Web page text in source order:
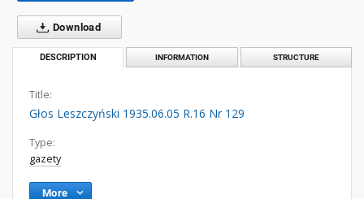
Download
DESCRIPTION INFORMATION STRUCTURE
Title:
Głos Leszczyński 1935.06.05 R.16 Nr 129
Type:
gazety
More